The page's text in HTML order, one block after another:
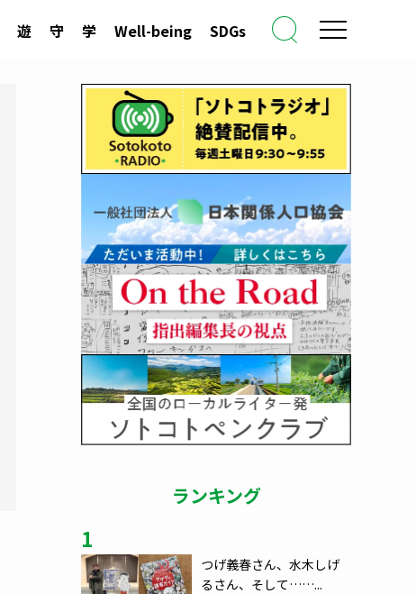
遊 守 学 Well-being SDGs
ランキング
1
つげ義春さん、水木しげ
るさん、そして……...